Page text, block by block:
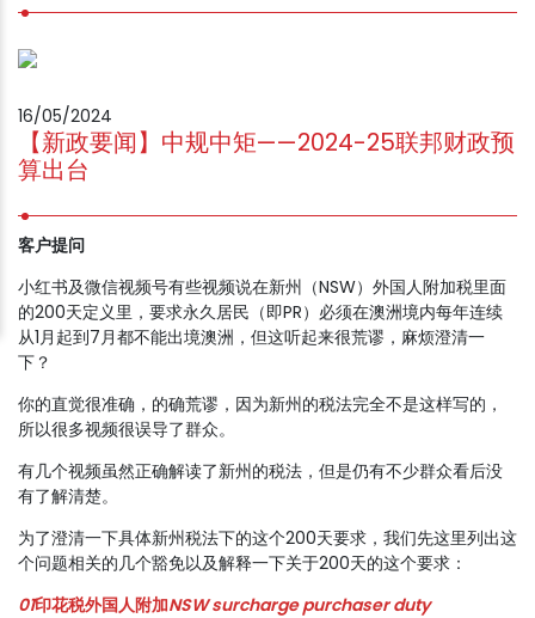
16/05/2024
【新政要闻】中规中矩——2024-25联邦财政预
算出台
客户提问
小红书及微信视频号有些视频说在新州（NSW）外国人附加税里面
的200天定义里，要求永久居民（即PR）必须在澳洲境内每年连续
从1月起到7月都不能出境澳洲，但这听起来很荒谬，麻烦澄清一
下？
你的直觉很准确，的确荒谬，因为新州的税法完全不是这样写的，
所以很多视频很误导了群众。
有几个视频虽然正确解读了新州的税法，但是仍有不少群众看后没
有了解清楚。
为了澄清一下具体新州税法下的这个200天要求，我们先这里列出这
个问题相关的几个豁免以及解释一下关于200天的这个要求：
01印花税外国人附加NSW surcharge purchaser duty